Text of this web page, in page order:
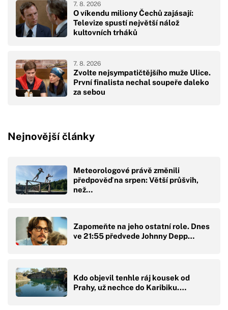
O víkendu miliony Čechů zajásají:
Televize spustí největší nálož
kultovních trháků
7. 8. 2026
Zvolte nejsympatičtějšího muže Ulice.
První finalista nechal soupeře daleko
za sebou
7. 8. 2026
Nejnovější články
Meteorologové právě změnili
předpověď na srpen: Větší průšvih,
než…
Zapomeňte na jeho ostatní role. Dnes
ve 21:55 předvede Johnny Depp…
Kdo objevil tenhle ráj kousek od
Prahy, už nechce do Karibiku.…